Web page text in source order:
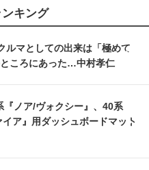
キング
ルマとしての出来は「極めて
ころにあった…中村孝仁
ノア/ヴォクシー』、40系
イア』用ダッシュボードマット